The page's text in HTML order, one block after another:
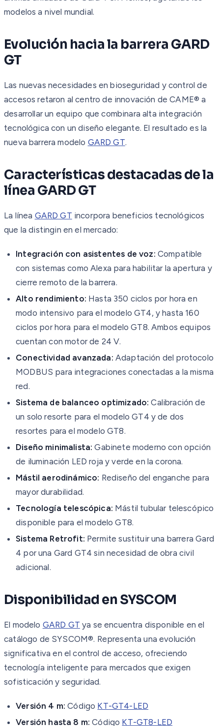
modelos a nivel mundial.
Evolución hacia la barrera GARD
GT
Las nuevas necesidades en bioseguridad y control de
accesos retaron al centro de innovación de CAME® a
desarrollar un equipo que combinara alta integración
tecnológica con un diseño elegante. El resultado es la
nueva barrera modelo GARD GT.
Características destacadas de la
línea GARD GT
La línea GARD GT incorpora beneficios tecnológicos
que la distingin en el mercado:
Integración con asistentes de voz: Compatible
con sistemas como Alexa para habilitar la apertura y
cierre remoto de la barrera.
Alto rendimiento: Hasta 350 ciclos por hora en
modo intensivo para el modelo GT4, y hasta 160
ciclos por hora para el modelo GT8. Ambos equipos
cuentan con motor de 24 V.
Conectividad avanzada: Adaptación del protocolo
MODBUS para integraciones conectadas a la misma
red.
Sistema de balanceo optimizado: Calibración de
un solo resorte para el modelo GT4 y de dos
resortes para el modelo GT8.
Diseño minimalista: Gabinete moderno con opción
de iluminación LED roja y verde en la corona.
Mástil aerodinámico: Rediseño del enganche para
mayor durabilidad.
Tecnología telescópica: Mástil tubular telescópico
disponible para el modelo GT8.
Sistema Retrofit: Permite sustituir una barrera Gard
4 por una Gard GT4 sin necesidad de obra civil
adicional.
Disponibilidad en SYSCOM
El modelo GARD GT ya se encuentra disponible en el
catálogo de SYSCOM®. Representa una evolución
significativa en el control de acceso, ofreciendo
tecnología inteligente para mercados que exigen
sofisticación y seguridad.
Versión 4 m: Código KT-GT4-LED
Versión hasta 8 m: Código KT-GT8-LED